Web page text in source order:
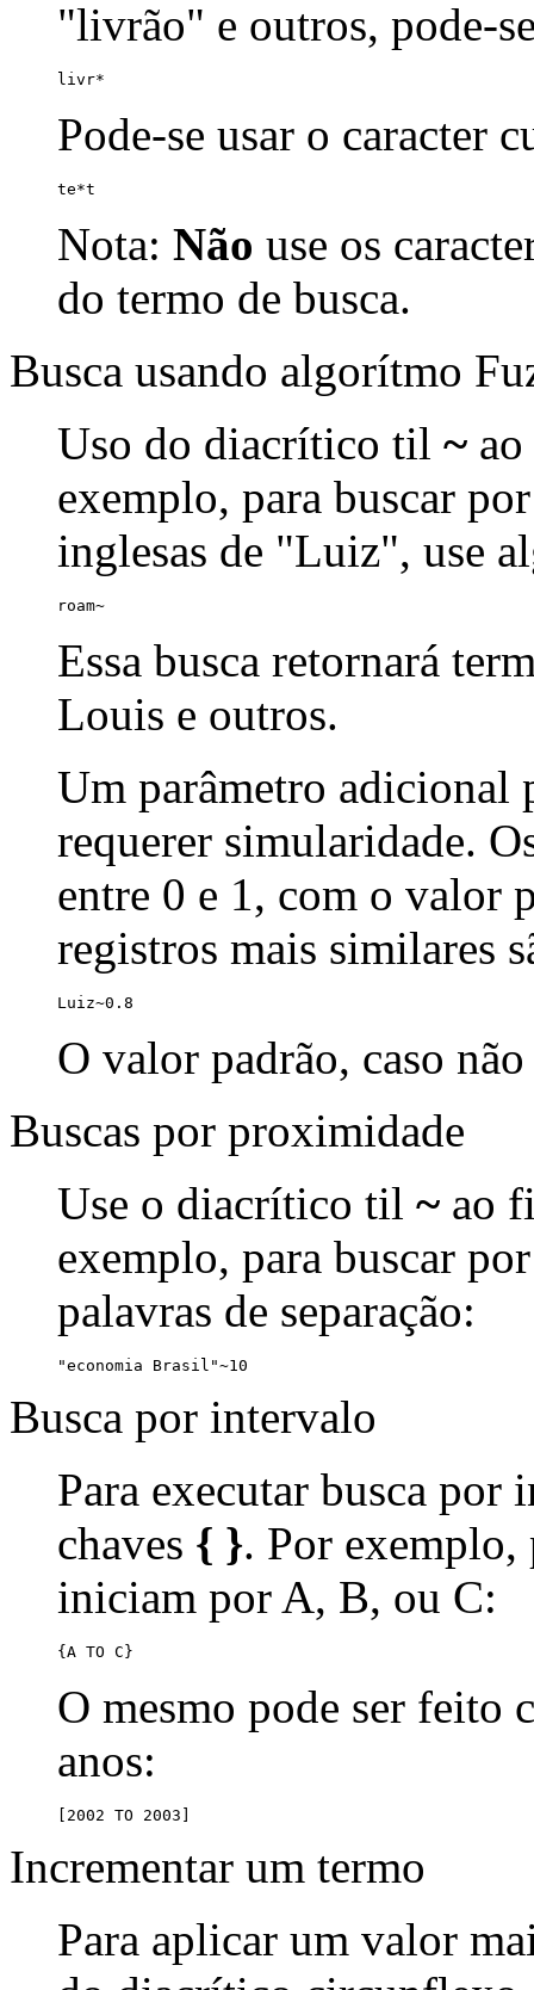
"livrão" e outros, pode-
livr*
Pode-se usar o caracter
te*t
Nota: Não use os
do termo de busca.
Busca usando algorítmo
Uso do diacrítico til ~
exemplo, para buscar
inglesas de "Luiz", use
roam~
Essa busca retornará
Louis e outros.
Um parâmetro adicional
requerer simularidade.
entre 0 e 1, com o valor
registros mais similares
Luiz~0.8
O valor padrão, caso
Buscas por proximidade
Use o diacrítico til ~ ao
exemplo, para buscar
palavras de separação:
"economia Brasil"~10
Busca por intervalo
Para executar busca por
chaves { }. Por exemplo,
iniciam por A, B, ou C:
{A TO C}
O mesmo pode ser feito
anos:
[2002 TO 2003]
Incrementar um termo
Para aplicar um valor